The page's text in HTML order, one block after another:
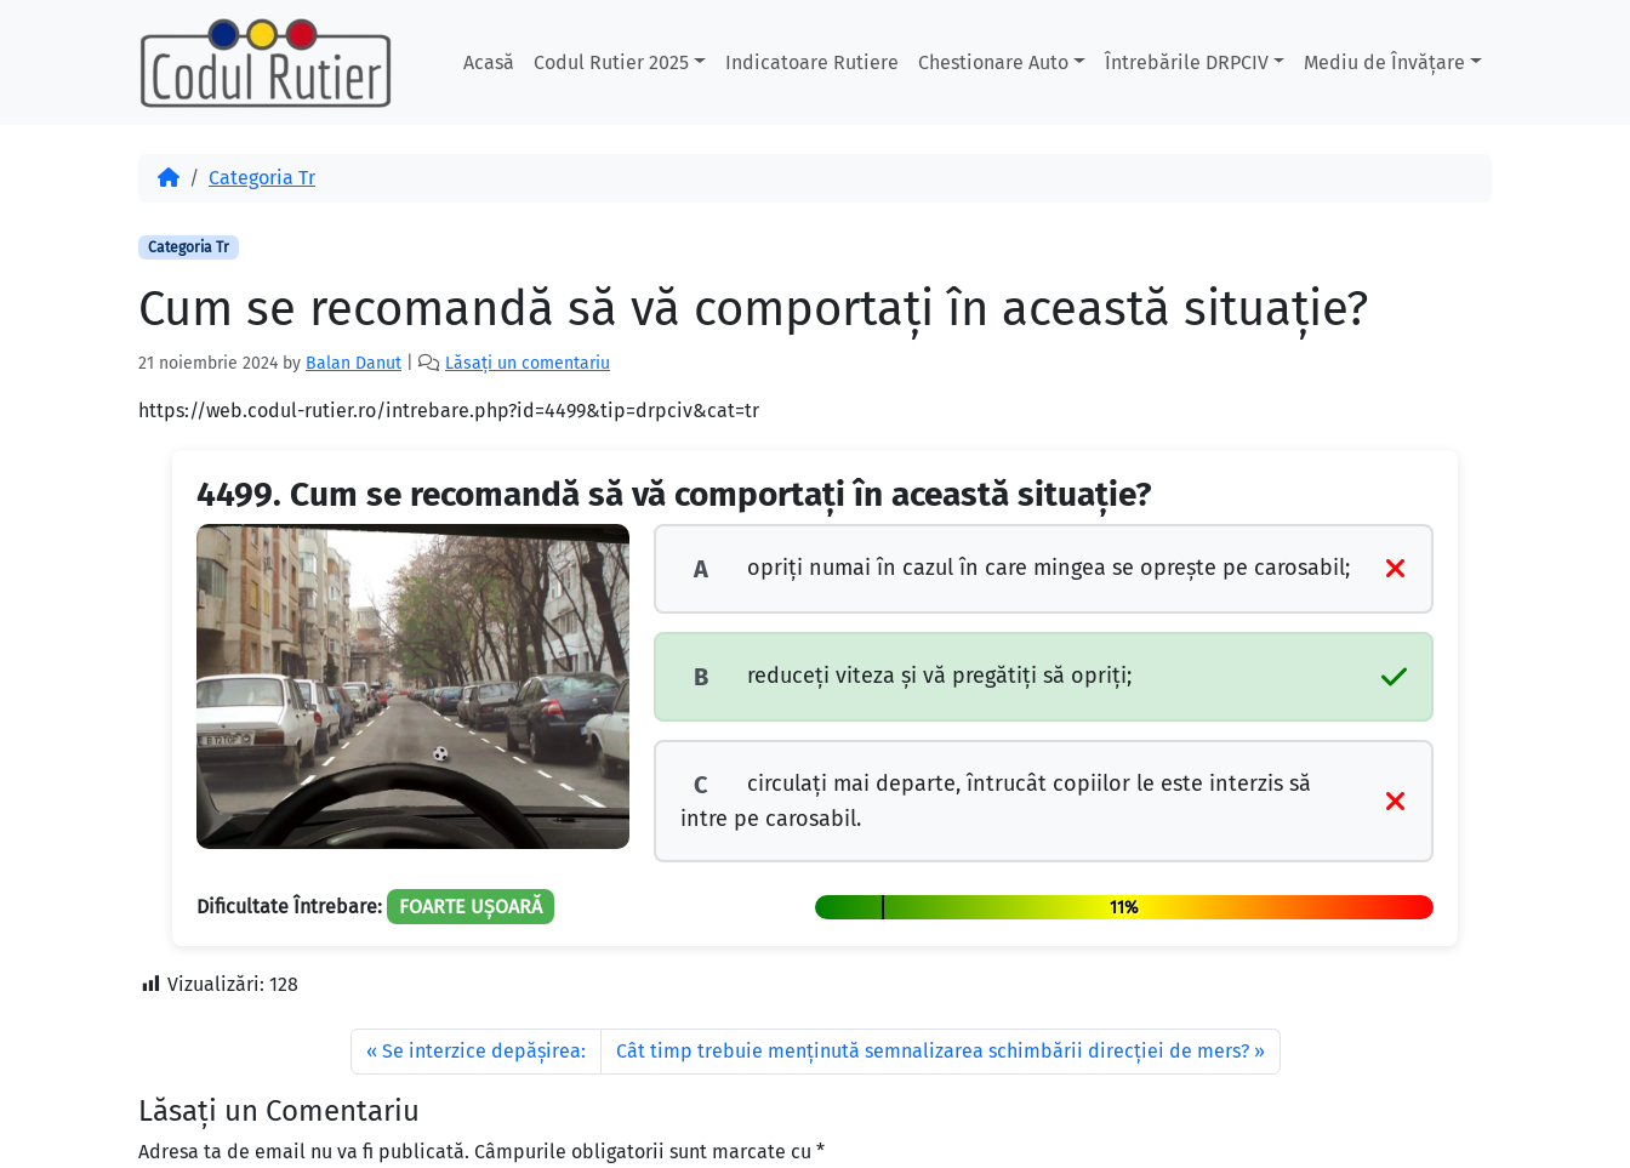
Acasă Codul Rutier 2025 Indicatoare Rutiere Chestionare Auto Întrebările DRPCIV Mediu de Învățare
AcasăCategoria Tr
Categoria Tr
Cum se recomandă să vă comportați în această situație?
21 noiembrie 2024 by Balan Danut Lăsați un comentariu
https://web.codul-rutier.ro/intrebare.php?id=4499&tip=drpciv&cat=tr
4499. Cum se recomandă să vă comportați în această situație?
A opriți numai în cazul în care mingea se oprește pe carosabil;
B reduceți viteza și vă pregătiți să opriți;
C
circulați mai departe, întrucât copiilor le este interzis să
intre pe carosabil.
Dificultate Întrebare: FOARTE UȘOARĂ 11%
Vizualizări: 128
Se interzice depăşirea: Cât timp trebuie menţinută semnalizarea schimbării direcţiei de mers?
Lăsați un Comentariu
Adresa ta de email nu va fi publicată. Câmpurile obligatorii sunt marcate cu *